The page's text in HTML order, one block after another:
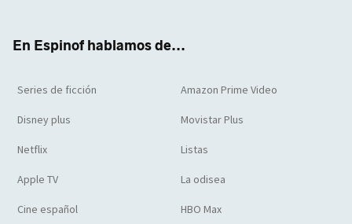
En Espinof hablamos de...
Series de ficción Amazon Prime Video
Disney plus Movistar Plus
Netflix Listas
Apple TV La odisea
Cine español HBO Max